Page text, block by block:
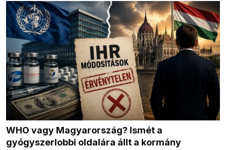
WHO vagy Magyarország? Ismét a
gyógyszerlobbi oldalára állt a kormány